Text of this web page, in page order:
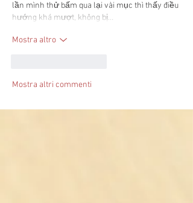
lần mình thử bấm qua lại vài mục thì thấy điều
hướng khá mượt, không bị…
Mostra altro
Mostra altri commenti